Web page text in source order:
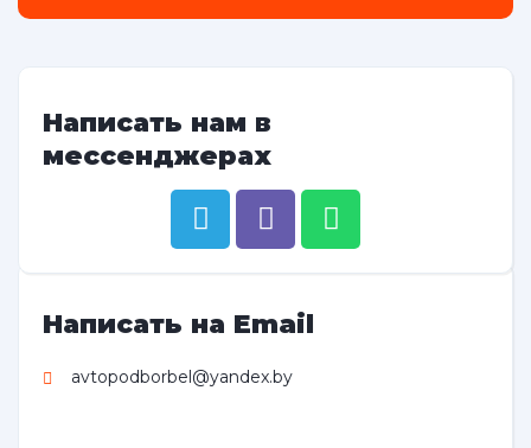
Написать нам в
мессенджерах
Написать на Email
avtopodborbel@yandex.by